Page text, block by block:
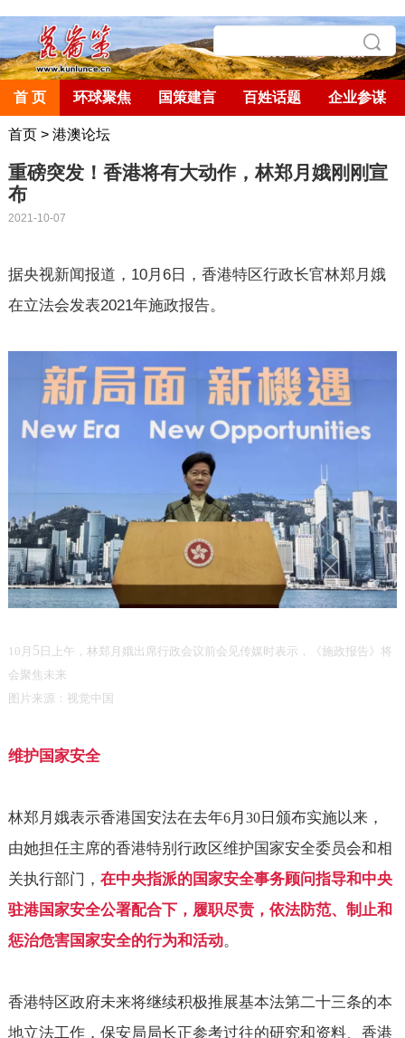
首 页 环球聚焦 国策建言 百姓话题 企业参谋
首页> 港澳论坛
重磅突发！香港将有大动作，林郑月娥刚刚宣
布
2021-10-07
据央视新闻报道， 10月 6日，香港特区行政长官林郑月娥
在立法会发表2021年施政报告。
10 月 5 日上午，林郑月娥出席行政会议前会见传媒时表示，《施政报告》将
会聚焦未来
图片来源：视觉中国
维护国家安全
林郑月娥表示香港国安法在去年6月 30日颁布实施以来，
由她担任主席的香港特别行政区维护国家安全委员会和相
关执行部门， 在中央指派的国家安全事务顾问指导和中央
驻港国家安全公署配合下，履职尽责，依法防范、制止和
惩治危害国家安全的行为和活动。
香港特区政府未来将继续积极推展基本法第二十三条的本
地立法工作，保安局局长正参考过往的研究和资料、香港